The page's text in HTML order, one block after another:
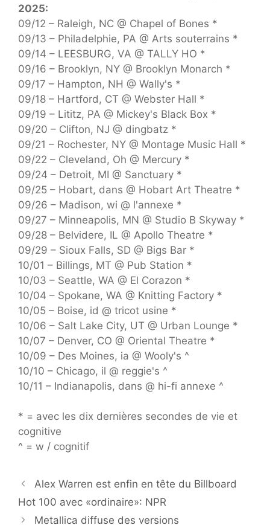
2025:
09/12 – Raleigh, NC @ Chapel of Bones *
09/13 – Philadelphie, PA @ Arts souterrains *
09/14 – LEESBURG, VA @ TALLY HO *
09/16 – Brooklyn, NY @ Brooklyn Monarch *
09/17 – Hampton, NH @ Wally's *
09/18 – Hartford, CT @ Webster Hall *
09/19 – Lititz, PA @ Mickey's Black Box *
09/20 – Clifton, NJ @ dingbatz *
09/21 – Rochester, NY @ Montage Music Hall *
09/22 – Cleveland, Oh @ Mercury *
09/24 – Detroit, MI @ Sanctuary *
09/25 – Hobart, dans @ Hobart Art Theatre *
09/26 – Madison, wi @ l'annexe *
09/27 – Minneapolis, MN @ Studio B Skyway *
09/28 – Belvidere, IL @ Apollo Theatre *
09/29 – Sioux Falls, SD @ Bigs Bar *
10/01 – Billings, MT @ Pub Station *
10/03 – Seattle, WA @ El Corazon *
10/04 – Spokane, WA @ Knitting Factory *
10/05 – Boise, id @ tricot usine *
10/06 – Salt Lake City, UT @ Urban Lounge *
10/07 – Denver, CO @ Oriental Theatre *
10/09 – Des Moines, ia @ Wooly's ^
10/10 – Chicago, il @ reggie's ^
10/11 – Indianapolis, dans @ hi-fi annexe ^
* = avec les dix dernières secondes de vie et
cognitive
^ = w / cognitif
Alex Warren est enfin en tête du Billboard
Hot 100 avec «ordinaire»: NPR
Metallica diffuse des versions